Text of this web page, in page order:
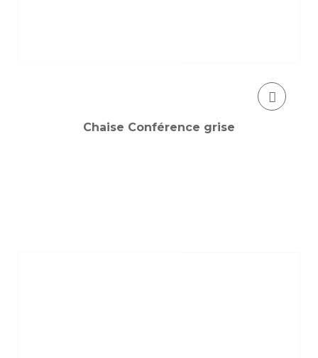
Chaise Conférence grise